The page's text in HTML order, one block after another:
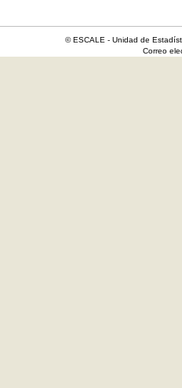
© ESCALE - Unidad de
Correo